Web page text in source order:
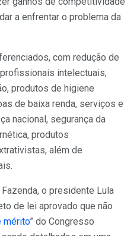
a enfrentar o problema da
com redução de
intelectuais,
produtos de higiene
de baixa renda, serviços e
nacional, segurança da
produtos
além de
o presidente Lula
de lei aprovado que não
mérito” do Congresso